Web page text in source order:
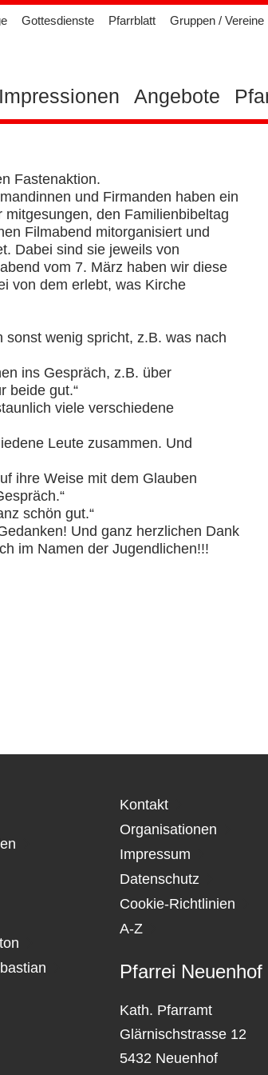
Gottesdienste Pfarrblatt Gruppen / Vereine
Impressionen Angebote
Fastenaktion.
und Firmanden haben ein
den Familienbibeltag
Filmabend mitorganisiert und
Dabei sind sie jeweils von
vom 7. März haben wir diese
von dem erlebt, was Kirche
sonst wenig spricht, z.B. was nach
ins Gespräch, z.B. über
beide gut.“
viele verschiedene
Leute zusammen. Und
ihre Weise mit dem Glauben
schön gut.“
Und ganz herzlichen Dank
im Namen der Jugendlichen!!!
Kontakt
Organisationen
Impressum
Datenschutz
Cookie-Richtlinien
A-Z
Pfarrei Neuenhof
Kath. Pfarramt
Glärnischstrasse 12
5432 Neuenhof